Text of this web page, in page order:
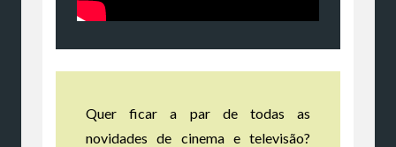
Quer ficar a par de todas as
novidades de cinema e televisão?